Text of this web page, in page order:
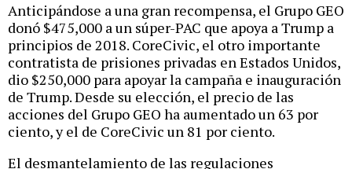
Anticipándose a una gran recompensa, el Grupo GEO
donó $475,000 a un súper-PAC que apoya a Trump a
principios de 2018. CoreCivic, el otro importante
contratista de prisiones privadas en Estados Unidos,
dio $250,000 para apoyar la campaña e inauguración
de Trump. Desde su elección, el precio de las
acciones del Grupo GEO ha aumentado un 63 por
ciento, y el de CoreCivic un 81 por ciento.
El desmantelamiento de las regulaciones